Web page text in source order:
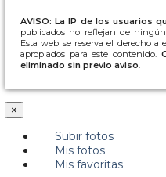
AVISO: La IP de los usuarios
publicados no reflejan de
Esta web se reserva el derecho
apropiados para este contenido.
eliminado sin previo aviso.
×
Subir fotos
Mis fotos
Mis favoritas